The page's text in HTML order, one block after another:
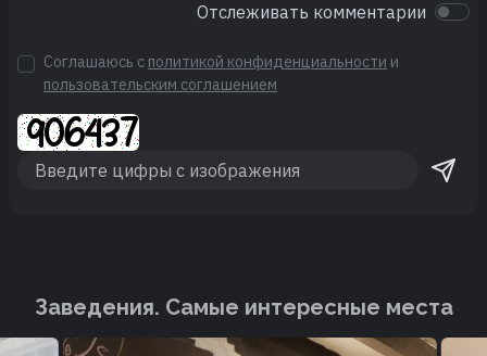
Отслеживать комментарии
Соглашаюсь с политикой конфиденциальности и
пользовательским соглашением
Заведения. Cамые интересные места